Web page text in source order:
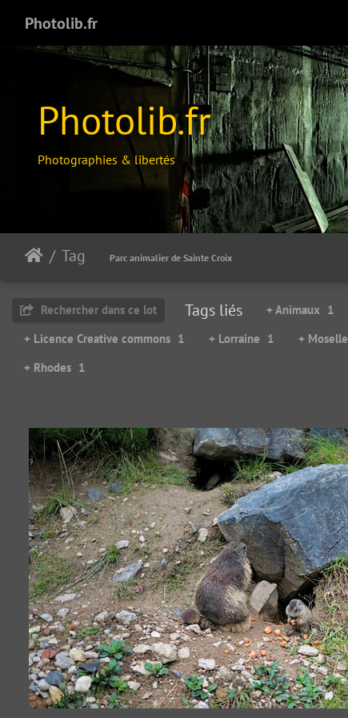
Photolib.fr
Photolib.fr
Photographies & libertés
Tag Parc animalier de Sainte Croix
Rechercher dans ce lot Tags liés + Animaux 1
+ Licence Creative commons 1 + Lorraine 1 + Moselle
+ Rhodes 1
62693 visites